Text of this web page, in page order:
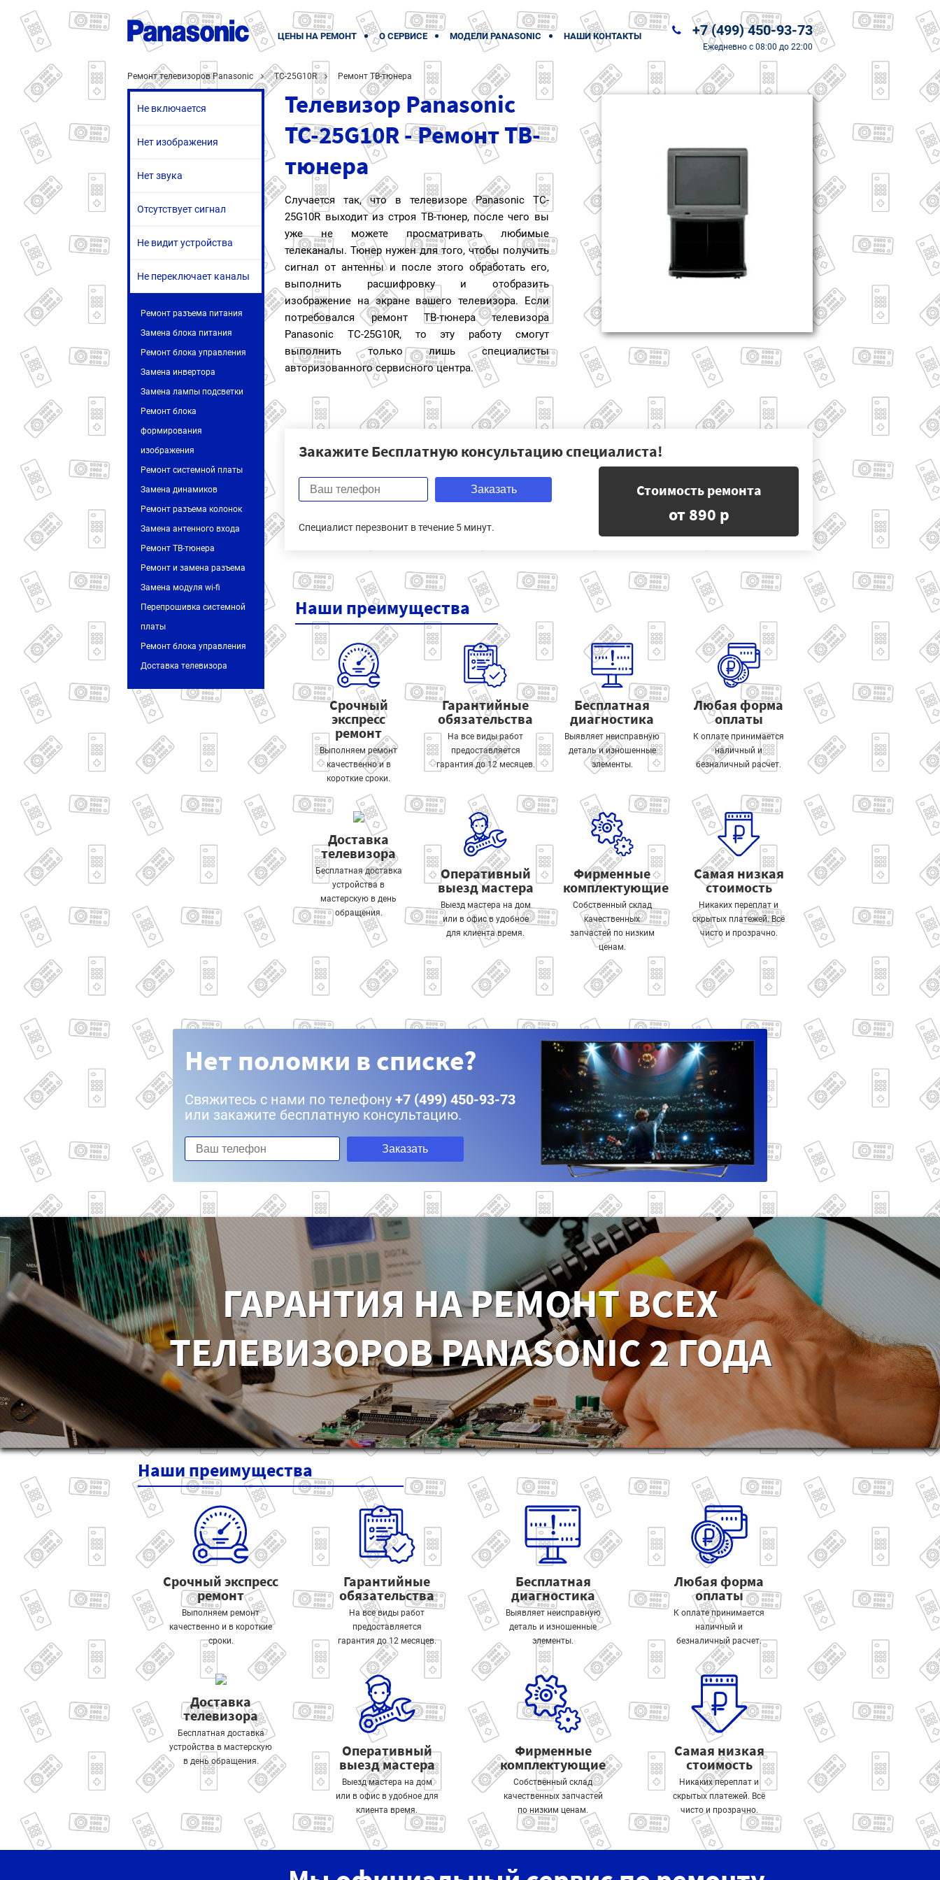
ЦЕНЫ НА РЕМОНТ О СЕРВИСЕ МОДЕЛИ PANASONIC НАШИ КОНТАКТЫ +7 (499) 450-93-73
Ежедневно с 08:00 до 22:00
Ремонт телевизоров Panasonic TC-25G10R Ремонт ТВ-тюнера
Не включается
Нет изображения
Нет звука
Отсутствует сигнал
Не видит устройства
Не переключает каналы
Ремонт разъема питания
Замена блока питания
Ремонт блока управления
Замена инвертора
Замена лампы подсветки
Ремонт блока
формирования
изображения
Ремонт системной платы
Замена динамиков
Ремонт разъема колонок
Замена антенного входа
Ремонт ТВ-тюнера
Ремонт и замена разъема
Замена модуля wi-fi
Перепрошивка системной
платы
Ремонт блока управления
Доставка телевизора
Телевизор Panasonic
TC-25G10R - Ремонт ТВ-
тюнера
Случается так, что в телевизоре Panasonic TC-
25G10R выходит из строя ТВ-тюнер, после чего вы
уже не можете просматривать любимые
телеканалы. Тюнер нужен для того, чтобы получить
сигнал от антенны и после этого обработать его,
выполнить расшифровку и отобразить
изображение на экране вашего телевизора. Если
потребовался ремонт ТВ-тюнера телевизора
Panasonic TC-25G10R, то эту работу смогут
выполнить только лишь специалисты
авторизованного сервисного центра.
Закажите Бесплатную консультацию специалиста!
Стоимость ремонта
от 890 р
Заказать
Специалист перезвонит в течение 5 минут.
Наши преимущества
Срочный
экспресс
ремонт
Выполняем ремонт
качественно и в
короткие сроки.
Гарантийные
обязательства
На все виды работ
предоставляется
гарантия до 12 месяцев.
Бесплатная
диагностика
Выявляет неисправную
деталь и изношенные
элементы.
Любая форма
оплаты
К оплате принимается
наличный и
безналичный расчет.
Доставка
телевизора
Бесплатная доставка
устройства в
мастерскую в день
обращения.
Оперативный
выезд мастера
Выезд мастера на дом
или в офис в удобное
для клиента время.
Фирменные
комплектующие
Собственный склад
качественных
запчастей по низким
ценам.
Самая низкая
стоимость
Никаких переплат и
скрытых платежей. Всё
чисто и прозрачно.
Нет поломки в списке?
Свяжитесь с нами по телефону +7 (499) 450-93-73
или закажите бесплатную консультацию.
Заказать
ГАРАНТИЯ НА РЕМОНТ ВСЕХ
ТЕЛЕВИЗОРОВ PANASONIC 2 ГОДА
Наши преимущества
Срочный экспресс
ремонт
Выполняем ремонт
качественно и в короткие
сроки.
Гарантийные
обязательства
На все виды работ
предоставляется
гарантия до 12 месяцев.
Бесплатная
диагностика
Выявляет неисправную
деталь и изношенные
элементы.
Любая форма
оплаты
К оплате принимается
наличный и
безналичный расчет.
Доставка
телевизора
Бесплатная доставка
устройства в мастерскую
в день обращения.
Оперативный
выезд мастера
Выезд мастера на дом
или в офис в удобное для
клиента время.
Фирменные
комплектующие
Собственный склад
качественных запчастей
по низким ценам.
Самая низкая
стоимость
Никаких переплат и
скрытых платежей. Всё
чисто и прозрачно.